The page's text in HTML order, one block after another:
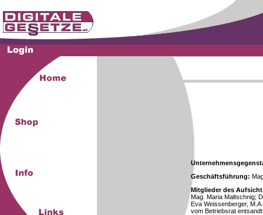
Geschäftsführung:
Mitglieder des
Mag. Maria Maltschnig;
Eva Weissenberger,
vom Betriebsrat